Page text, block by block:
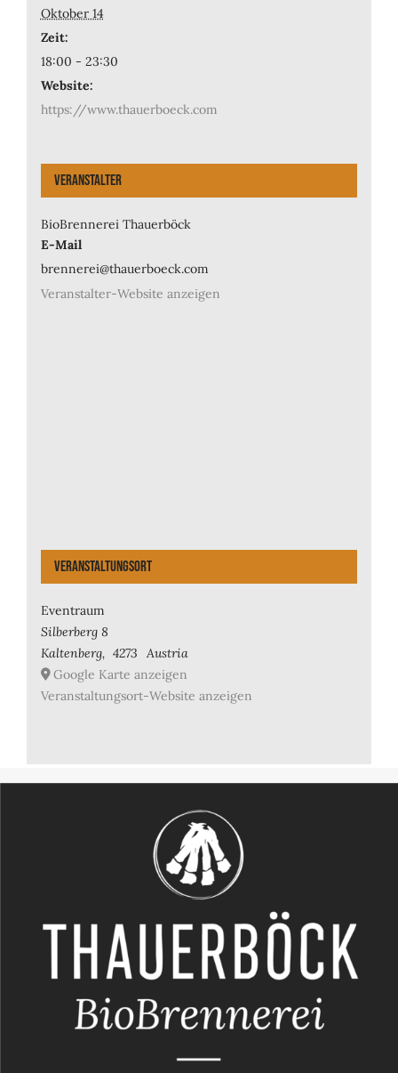
Oktober 14
Zeit:
18:00 - 23:30
Website:
https://www.thauerboeck.com
Veranstalter
BioBrennerei Thauerböck
E-Mail
brennerei@thauerboeck.com
Veranstalter-Website anzeigen
Veranstaltungsort
Eventraum
Silberberg 8
Kaltenberg, 4273
Austria
Google Karte anzeigen
Veranstaltungsort-Website anzeigen